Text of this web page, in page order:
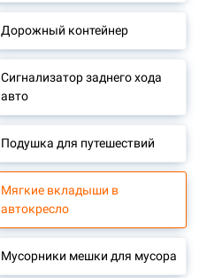
Дорожный контейнер
Сигнализатор заднего хода
авто
Подушка для путешествий
Мягкие вкладыши в
автокресло
Мусорники мешки для мусора